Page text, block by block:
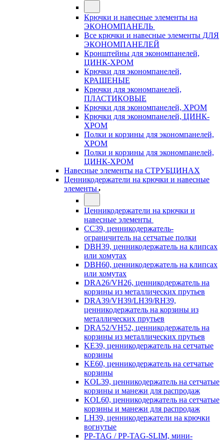
Крючки и навесные элементы на
ЭКОНОМПАНЕЛЬ
Все крючки и навесные элементы ДЛЯ
ЭКОНОМПАНЕЛЕЙ
Кронштейны для экономпанелей,
ЦИНК-ХРОМ
Крючки для экономпанелей,
КРАШЕНЫЕ
Крючки для экономпанелей,
ПЛАСТИКОВЫЕ
Крючки для экономпанелей, ХРОМ
Крючки для экономпанелей, ЦИНК-
ХРОМ
Полки и корзины для экономпанелей,
ХРОМ
Полки и корзины для экономпанелей,
ЦИНК-ХРОМ
Навесные элементы на СТРУБЦИНАХ
Ценникодержатели на крючки и навесные
элементы
Ценникодержатели на крючки и
навесные элементы
CC39, ценникодержатель-
ограничитель на сетчатые полки
DBH39, ценникодержатель на клипсах
или хомутах
DBH60, ценникодержатель на клипсах
или хомутах
DRA26/VH26, ценникодержатель на
корзины из металлических прутьев
DRA39/VH39/LH39/RH39,
ценникодержатель на корзины из
металлических прутьев
DRA52/VH52, ценникодержатель на
корзины из металлических прутьев
KE39, ценникодержатель на сетчатые
корзины
KE60, ценникодержатель на сетчатые
корзины
KOL39, ценникодержатель на сетчатые
корзины и манежи для распродаж
KOL60, ценникодержатель на сетчатые
корзины и манежи для распродаж
LH39, ценникодержатели на крючки
вогнутые
PP-TAG / PP-TAG-SLIM, мини-